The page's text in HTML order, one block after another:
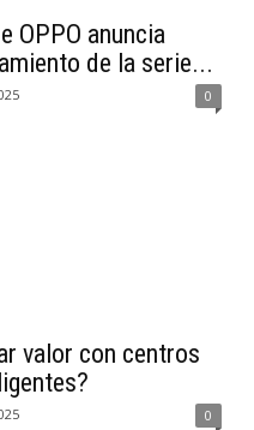
OPPO anuncia
de la serie...
0
valor con centros
0